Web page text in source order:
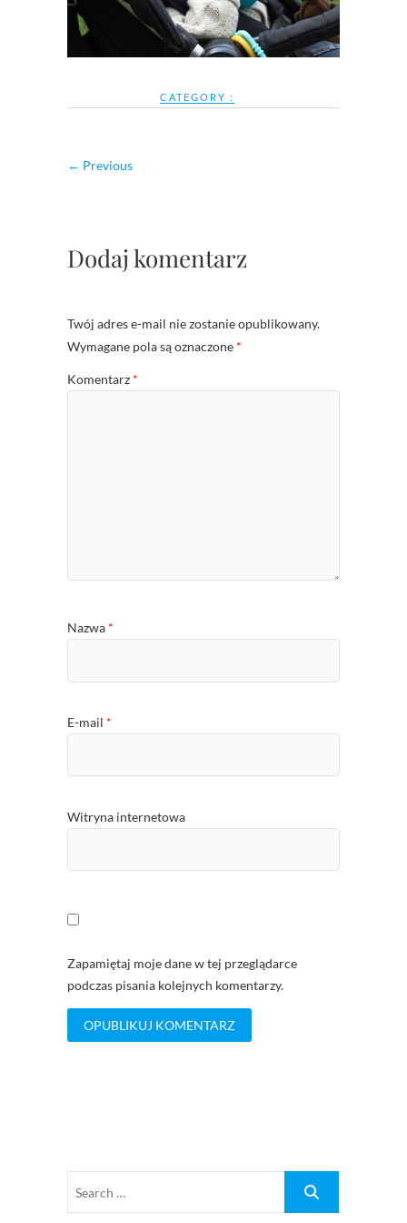
CATEGORY :
← Previous
Dodaj komentarz
Twój adres e-mail nie zostanie opublikowany.
Wymagane pola są oznaczone *
Komentarz *
Nazwa *
E-mail *
Witryna internetowa
Zapamiętaj moje dane w tej przeglądarce
podczas pisania kolejnych komentarzy.